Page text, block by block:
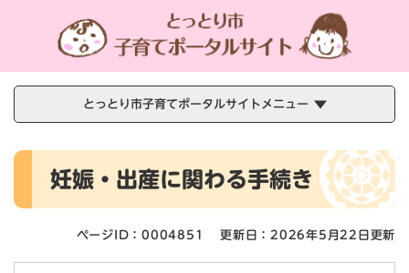
メニューを飛ばして本文へ
とっとり市子育てポータルサイトメニュー
本
妊娠・出産に関わる手続き
ページID：0004851 更新日：2026年5月22日更新